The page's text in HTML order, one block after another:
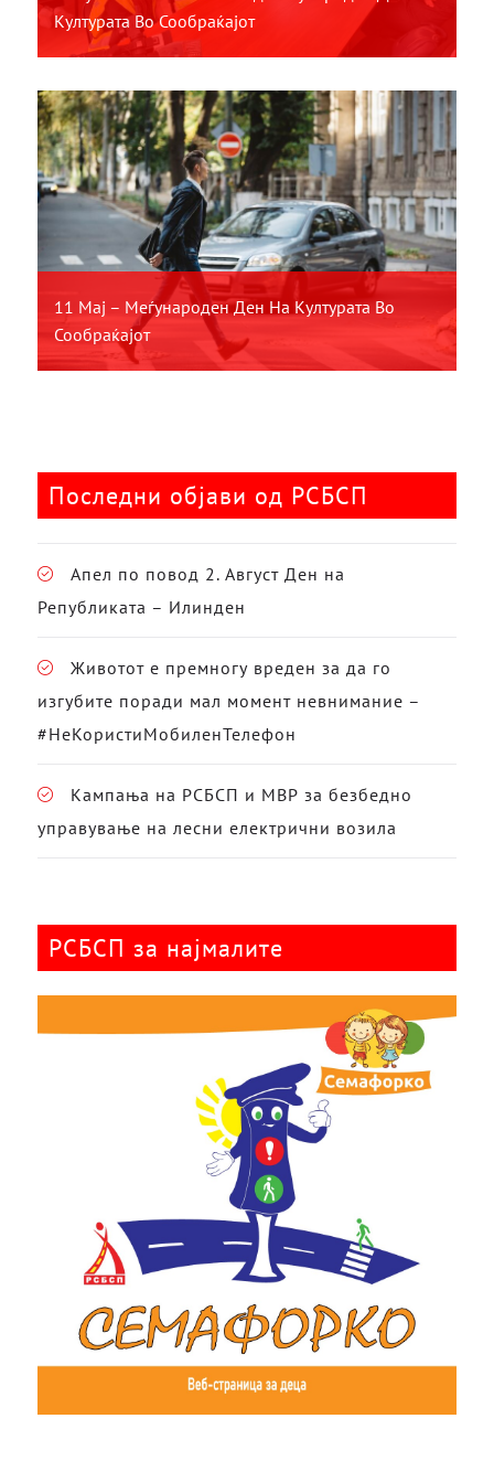
Културата Во Сообраќајот
11 Мај – Меѓународен Ден На Културата Во
Сообраќајот
Последни објави од РСБСП
Апел по повод 2. Август Ден на
Републиката – Илинден
Животот е премногу вреден за да го
изгубите поради мал момент невнимание –
#НеКористиМобиленТелефон
Кампања на РСБСП и МВР за безбедно
управување на лесни електрични возила
РСБСП за најмалите